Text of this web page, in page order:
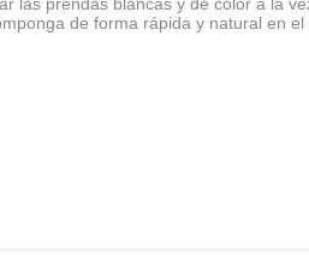
de forma rápida y natural en